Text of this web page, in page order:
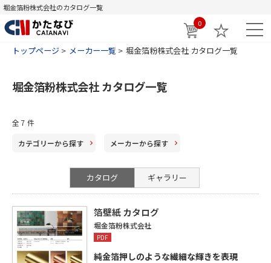
堀金箔粉株式会社のカタログ一覧
0
トップページ メーカー一覧 堀金箔粉株式会社 カタログ一覧
堀金箔粉株式会社 カタログ一覧
全 7 件
カテゴリーから探す メーカーから探す
カタログ ギャラリー
箔壁紙 カタログ
堀金箔粉株式会社
PDF
純金箔押しのような繊細な輝きを表現